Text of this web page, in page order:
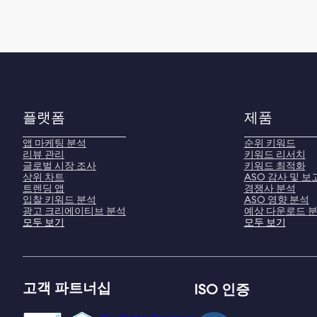
플랫폼
앱 마케팅 분석
리뷰 관리
글로벌 시장 조사
상위 차트
트렌딩 앱
입찰 키워드 분석
광고 크리에이티브 분석
모두 보기
제품
순위 키워드
키워드 리서치
키워드 최적화
ASO 감사 및 보
경쟁사 분석
ASO 영향 분석
예상 다운로드
모두 보기
고객 파트너십 ISO 인증